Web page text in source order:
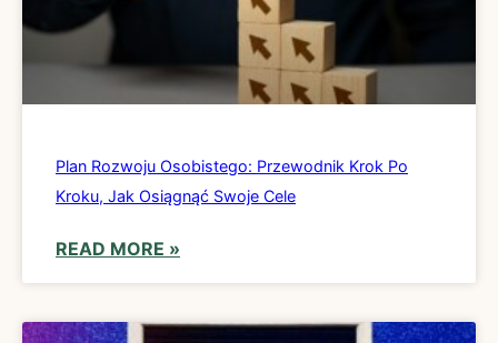
Plan Rozwoju Osobistego: Przewodnik Krok Po
Kroku, Jak Osiągnąć Swoje Cele
READ MORE »